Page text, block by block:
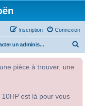
Connexion
Inscription
Contacter un administrateur du forum
pièce à trouver, une
est là pour vous